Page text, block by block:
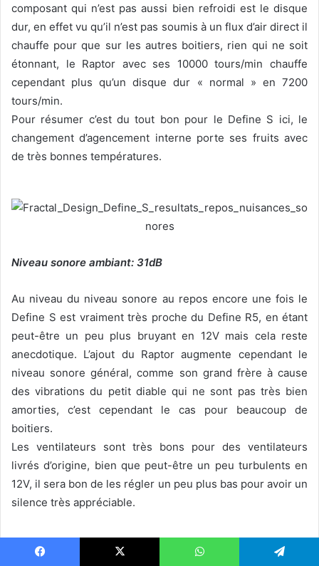
composant qui n’est pas aussi bien refroidi est le disque
dur, en effet vu qu’il n’est pas soumis à un flux d’air direct il
chauffe pour que sur les autres boitiers, rien qui ne soit
étonnant, le Raptor avec ses 10000 tours/min chauffe
cependant plus qu’un disque dur « normal » en 7200
tours/min.
Pour résumer c’est du tout bon pour le Define S ici, le
changement d’agencement interne porte ses fruits avec
de très bonnes températures.
Niveau sonore ambiant: 31dB
Au niveau du niveau sonore au repos encore une fois le
Define S est vraiment très proche du Define R5, en étant
peut-être un peu plus bruyant en 12V mais cela reste
anecdotique. L’ajout du Raptor augmente cependant le
niveau sonore général, comme son grand frère à cause
des vibrations du petit diable qui ne sont pas très bien
amorties, c’est cependant le cas pour beaucoup de
boitiers.
Les ventilateurs sont très bons pour des ventilateurs
livrés d’origine, bien que peut-être un peu turbulents en
12V, il sera bon de les régler un peu plus bas pour avoir un
silence très appréciable.